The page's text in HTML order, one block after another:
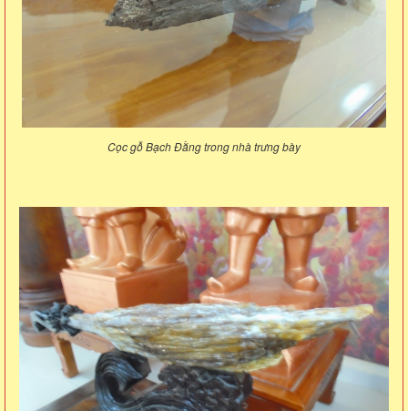
Cọc gỗ Bạch Đằng trong nhà trưng bày